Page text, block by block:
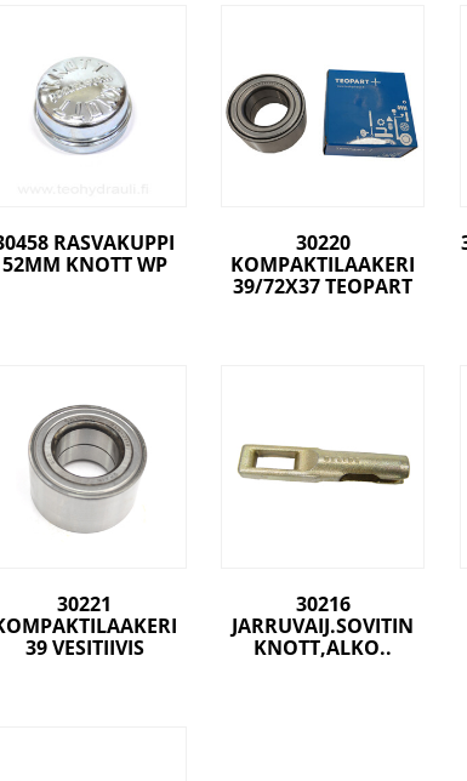
RASVAKUPPI
52MM KNOTT WP
30220
KOMPAKTILAAKERI
39/72X37 TEOPART
30221
39 VESITIIVIS
30216
JARRUVAIJ.SOVITIN
KNOTT,ALKO..